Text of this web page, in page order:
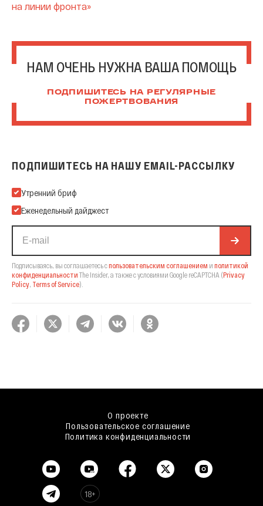
на линии фронта»
НАМ ОЧЕНЬ НУЖНА ВАША ПОМОЩЬ
ПОДПИШИТЕСЬ НА РЕГУЛЯРНЫЕ
ПОЖЕРТВОВАНИЯ
ПОДПИШИТЕСЬ НА НАШУ EMAIL-РАССЫЛКУ
Подпишитесь на нашу Email-рассылку
Утренний бриф
Еженедельный дайджест
Подписываясь, вы соглашаетесь спользовательским соглашением и политикой
конфиденциальности The Insider, а также с условиями Google reCAPTCHA (Privacy
Policy, Terms of Service).
О проекте
Пользовательское соглашение
Политика конфиденциальности
18+